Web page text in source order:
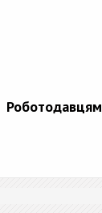
Роботодавцям